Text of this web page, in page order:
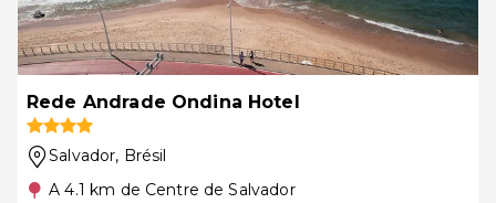
Rede Andrade Ondina Hotel
Salvador, Brésil
A 4.1 km de Centre de Salvador